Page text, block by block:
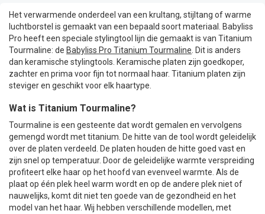
Het verwarmende onderdeel van een krultang, stijltang of warme
luchtborstel is gemaakt van een bepaald soort materiaal. Babyliss
Pro heeft een speciale stylingtool lijn die gemaakt is van Titanium
Tourmaline: de Babyliss Pro Titanium Tourmaline. Dit is anders
dan keramische stylingtools. Keramische platen zijn goedkoper,
zachter en prima voor fijn tot normaal haar. Titanium platen zijn
steviger en geschikt voor elk haartype.
Wat is Titanium Tourmaline?
Tourmaline is een gesteente dat wordt gemalen en vervolgens
gemengd wordt met titanium. De hitte van de tool wordt geleidelijk
over de platen verdeeld. De platen houden de hitte goed vast en
zijn snel op temperatuur. Door de geleidelijke warmte verspreiding
profiteert elke haar op het hoofd van evenveel warmte. Als de
plaat op één plek heel warm wordt en op de andere plek niet of
nauwelijks, komt dit niet ten goede van de gezondheid en het
model van het haar. Wij hebben verschillende modellen, met